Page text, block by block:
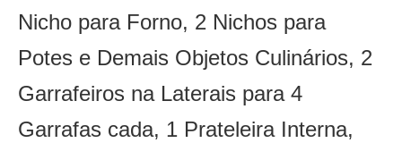
Nicho para Forno, 2 Nichos para
Potes e Demais Objetos Culinários, 2
Garrafeiros na Laterais para 4
Garrafas cada, 1 Prateleira Interna,